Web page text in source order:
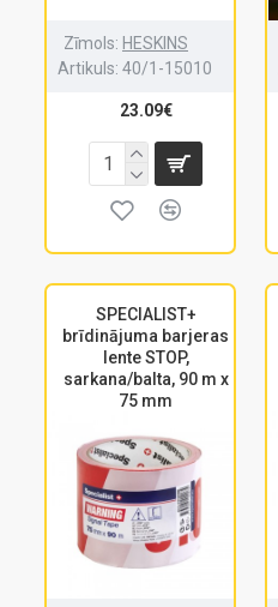
Zīmols: HESKINS
Artikuls: 40/1-15010
23.09€
SPECIALIST+
brīdinājuma barjeras
lente STOP,
sarkana/balta, 90 m x
75 mm